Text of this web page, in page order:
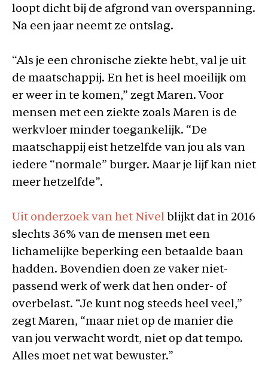
loopt dicht bij de afgrond van overspanning.
Na een jaar neemt ze ontslag.
“Als je een chronische ziekte hebt, val je uit
de maatschappij. En het is heel moeilijk om
er weer in te komen,” zegt Maren. Voor
mensen met een ziekte zoals Maren is de
werkvloer minder toegankelijk. “De
maatschappij eist hetzelfde van jou als van
iedere “normale” burger. Maar je lijf kan niet
meer hetzelfde”.
Uit onderzoek van het Nivel blijkt dat in 2016
slechts 36% van de mensen met een
lichamelijke beperking een betaalde baan
hadden. Bovendien doen ze vaker niet-
passend werk of werk dat hen onder- of
overbelast. “Je kunt nog steeds heel veel,”
zegt Maren, “maar niet op de manier die
van jou verwacht wordt, niet op dat tempo.
Alles moet net wat bewuster.”